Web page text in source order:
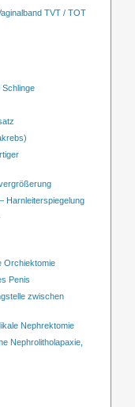
TVT / TOT
Harnleiterspiegelung
Orchiektomie
Penis
zwischen
Nephrektomie
Nephrolitholapaxie,